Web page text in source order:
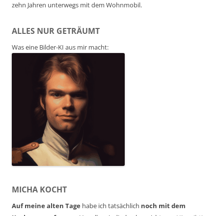
zehn Jahren unterwegs mit dem Wohnmobil.
ALLES NUR GETRÄUMT
Was eine Bilder-KI aus mir macht:
MICHA KOCHT
Auf meine alten Tage habe ich tatsächlich noch mit dem